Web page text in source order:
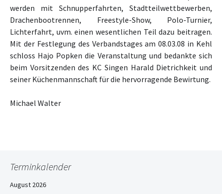
werden mit Schnupperfahrten, Stadtteilwettbewerben,
Drachenbootrennen, Freestyle-Show, Polo-Turnier,
Lichterfahrt, uvm. einen wesentlichen Teil dazu beitragen.
Mit der Festlegung des Verbandstages am 08.03.08 in Kehl
schloss Hajo Popken die Veranstaltung und bedankte sich
beim Vorsitzenden des KC Singen Harald Dietrichkeit und
seiner Küchenmannschaft für die hervorragende Bewirtung.
Michael Walter
Terminkalender
August 2026